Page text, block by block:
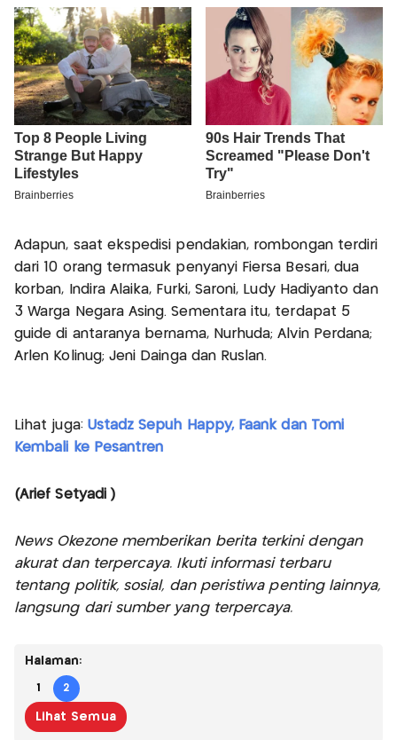
Adapun, saat ekspedisi pendakian, rombongan terdiri
dari 10 orang termasuk penyanyi Fiersa Besari, dua
korban, Indira Alaika, Furki, Saroni, Ludy Hadiyanto dan
3 Warga Negara Asing. Sementara itu, terdapat 5
guide di antaranya bernama, Nurhuda; Alvin Perdana;
Arlen Kolinug; Jeni Dainga dan Ruslan.
Lihat juga: Ustadz Sepuh Happy, Faank dan Tomi
Kembali ke Pesantren
(Arief Setyadi )
News Okezone memberikan berita terkini dengan
akurat dan terpercaya. Ikuti informasi terbaru
tentang politik, sosial, dan peristiwa penting lainnya,
langsung dari sumber yang terpercaya.
Halaman:
1 2
Lihat Semua